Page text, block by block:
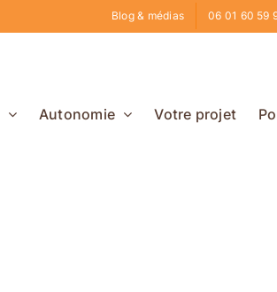
Blog & médias 06 01 60 59
Autonomie Votre projet